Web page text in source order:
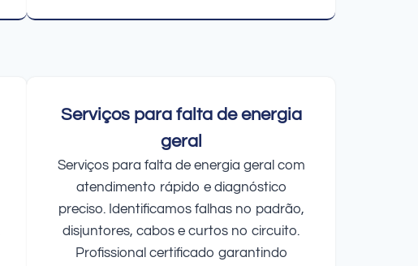
Serviços para falta de energia
geral
Serviços para falta de energia geral com
atendimento rápido e diagnóstico
preciso. Identificamos falhas no padrão,
disjuntores, cabos e curtos no circuito.
Profissional certificado garantindo